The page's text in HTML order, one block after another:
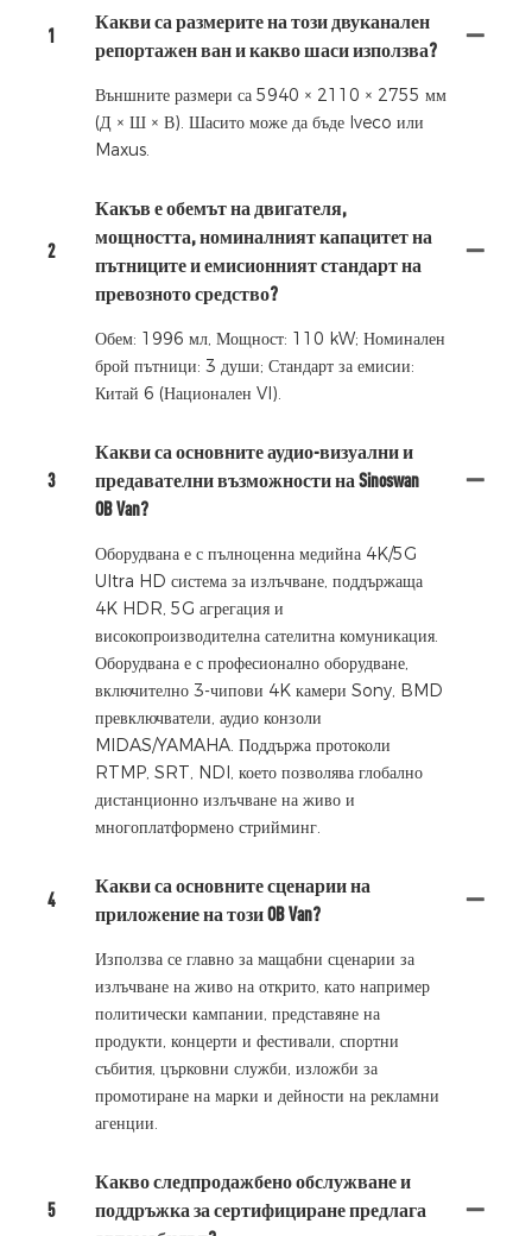
1
Какви са размерите на този двуканален
репортажен ван и какво шаси използва?
Външните размери са 5940 × 2110 × 2755 мм
(Д × Ш × В). Шасито може да бъде Iveco или
Maxus.
2
Какъв е обемът на двигателя,
мощността, номиналният капацитет на
пътниците и емисионният стандарт на
превозното средство?
Обем: 1996 мл, Мощност: 110 kW; Номинален
брой пътници: 3 души; Стандарт за емисии:
Китай 6 (Национален VI).
3
Какви са основните аудио-визуални и
предавателни възможности на Sinoswan
OB Van?
Оборудвана е с пълноценна медийна 4K/5G
Ultra HD система за излъчване, поддържаща
4K HDR, 5G агрегация и
високопроизводителна сателитна комуникация.
Оборудвана е с професионално оборудване,
включително 3-чипови 4K камери Sony, BMD
превключватели, аудио конзоли
MIDAS/YAMAHA. Поддържа протоколи
RTMP, SRT, NDI, което позволява глобално
дистанционно излъчване на живо и
многоплатформено стрийминг.
4
Какви са основните сценарии на
приложение на този OB Van?
Използва се главно за мащабни сценарии за
излъчване на живо на открито, като например
политически кампании, представяне на
продукти, концерти и фестивали, спортни
събития, църковни служби, изложби за
промотиране на марки и дейности на рекламни
агенции.
5
Какво следпродажбено обслужване и
поддръжка за сертифициране предлага